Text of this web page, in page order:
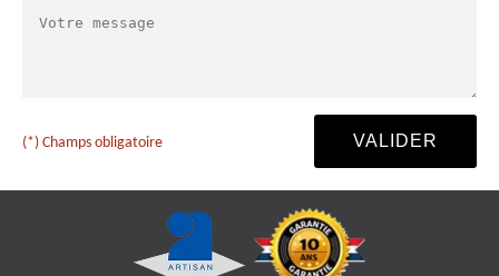
(*) Champs obligatoire